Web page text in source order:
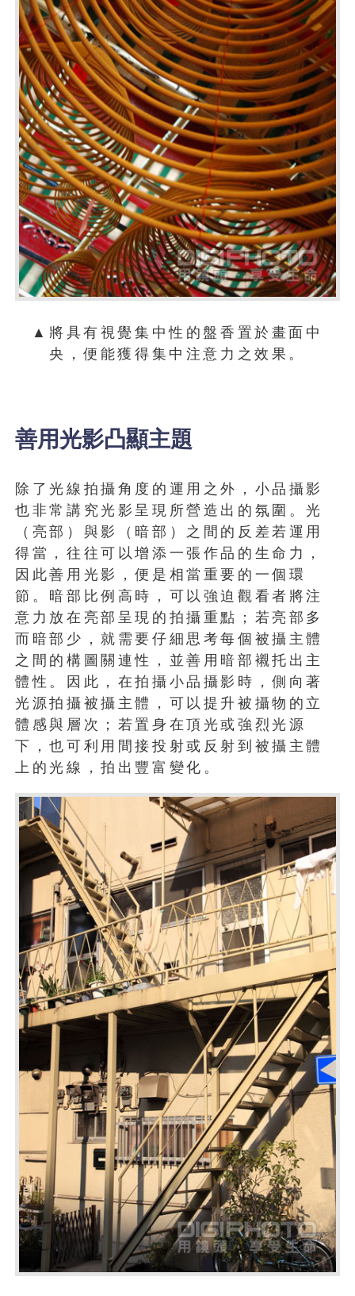
▲將具有視覺集中性的盤香置於畫面中
央，便能獲得集中注意力之效果。
善用光影凸顯主題
除了光線拍攝角度的運用之外，小品攝影
也非常講究光影呈現所營造出的氛圍。光
（亮部）與影（暗部）之間的反差若運用
得當，往往可以增添一張作品的生命力，
因此善用光影，便是相當重要的一個環
節。暗部比例高時，可以強迫觀看者將注
意力放在亮部呈現的拍攝重點；若亮部多
而暗部少，就需要仔細思考每個被攝主體
之間的構圖關連性，並善用暗部襯托出主
體性。因此，在拍攝小品攝影時，側向著
光源拍攝被攝主體，可以提升被攝物的立
體感與層次；若置身在頂光或強烈光源
下，也可利用間接投射或反射到被攝主體
上的光線，拍出豐富變化。